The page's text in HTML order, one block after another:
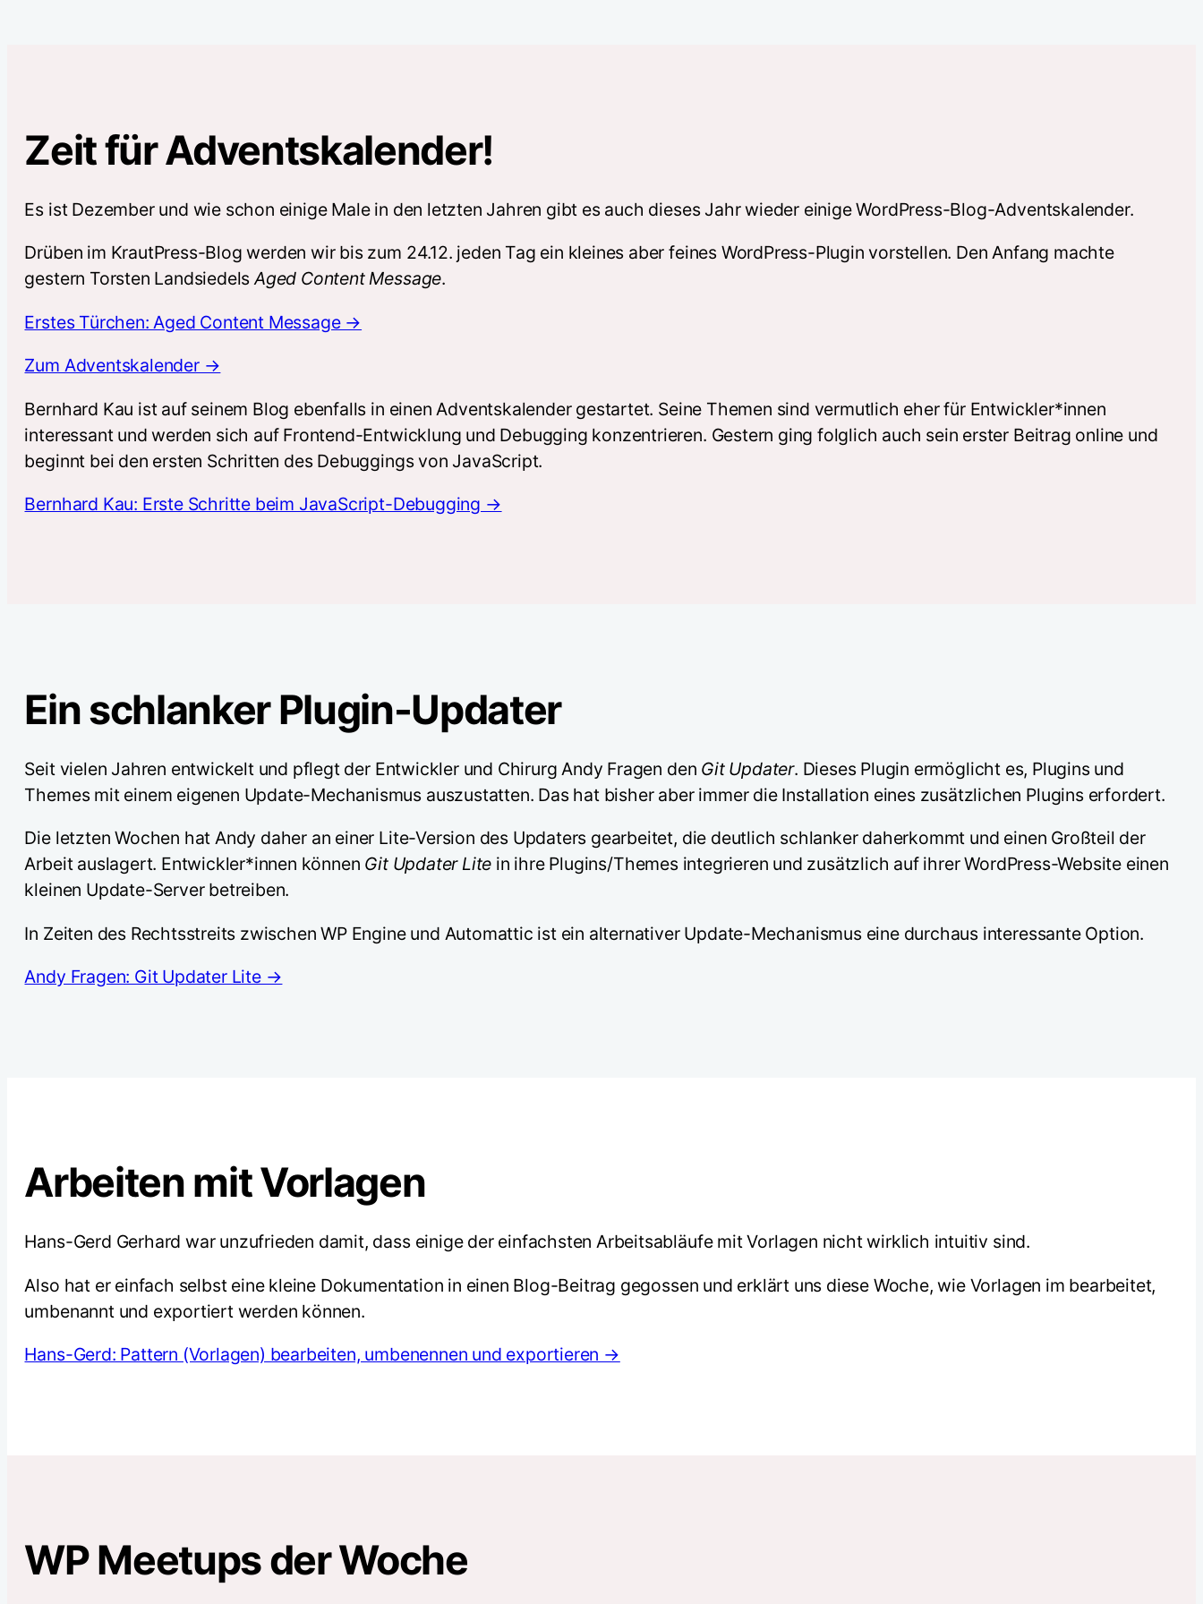
Zeit für Adventskalender!
Es ist Dezember und wie schon einige Male in den letzten Jahren gibt es auch dieses Jahr wieder einige WordPress-Blog-Adventskalender.
Drüben im KrautPress-Blog werden wir bis zum 24.12. jeden Tag ein kleines aber feines WordPress-Plugin vorstellen. Den Anfang machte
gestern Torsten LandsiedelsAged Content Message.
Erstes Türchen: Aged Content Message →
Zum Adventskalender →
Bernhard Kau ist auf seinem Blog ebenfalls in einen Adventskalender gestartet. Seine Themen sind vermutlich eher für Entwickler*innen
interessant und werden sich auf Frontend-Entwicklung und Debugging konzentrieren. Gestern ging folglich auch sein erster Beitrag online und
beginnt bei den ersten Schritten des Debuggings von JavaScript.
Bernhard Kau: Erste Schritte beim JavaScript-Debugging →
Ein schlanker Plugin-Updater
Seit vielen Jahren entwickelt und pflegt der Entwickler und Chirurg Andy Fragen den Git Updater. Dieses Plugin ermöglicht es, Plugins und
Themes mit einem eigenen Update-Mechanismus auszustatten. Das hat bisher aber immer die Installation eines zusätzlichen Plugins erfordert.
Die letzten Wochen hat Andy daher an einer Lite-Version des Updaters gearbeitet, die deutlich schlanker daherkommt und einen Großteil der
Arbeit auslagert. Entwickler*innen können Git Updater Lite in ihre Plugins/Themes integrieren und zusätzlich auf ihrer WordPress-Website einen
kleinen Update-Server betreiben.
In Zeiten des Rechtsstreits zwischen WP Engine und Automattic ist ein alternativer Update-Mechanismus eine durchaus interessante Option.
Andy Fragen: Git Updater Lite →
Arbeiten mit Vorlagen
Hans-Gerd Gerhard war unzufrieden damit, dass einige der einfachsten Arbeitsabläufe mit Vorlagen nicht wirklich intuitiv sind.
Also hat er einfach selbst eine kleine Dokumentation in einen Blog-Beitrag gegossen und erklärt uns diese Woche, wie Vorlagen im bearbeitet,
umbenannt und exportiert werden können.
Hans-Gerd: Pattern (Vorlagen) bearbeiten, umbenennen und exportieren →
WP Meetups der Woche